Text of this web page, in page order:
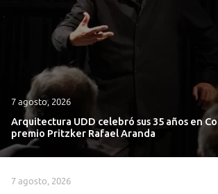
7 agosto, 2026
Arquitectura UDD celebró sus 35 años en
premio Pritzker Rafael Aranda
7 agosto, 2026